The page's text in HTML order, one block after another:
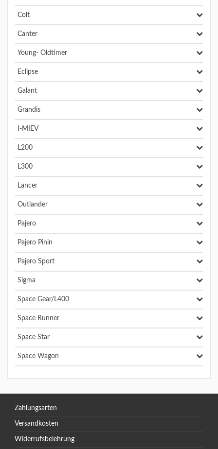
Colt
Canter
Young- Oldtimer
Eclipse
Galant
Grandis
I-MIEV
L200
L300
Lancer
Outlander
Pajero
Pajero Pinin
Pajero Sport
Sigma
Space Gear/L400
Space Runner
Space Star
Space Wagon
Zahlungsarten
Versandkosten
Widerrufsbelehrung